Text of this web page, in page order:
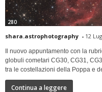
280
shara.astrophotography - 12
Il nuovo appuntamento con la
globuli cometari CG30, CG31,
tra le costellazioni della Poppa e
Continua a leggere